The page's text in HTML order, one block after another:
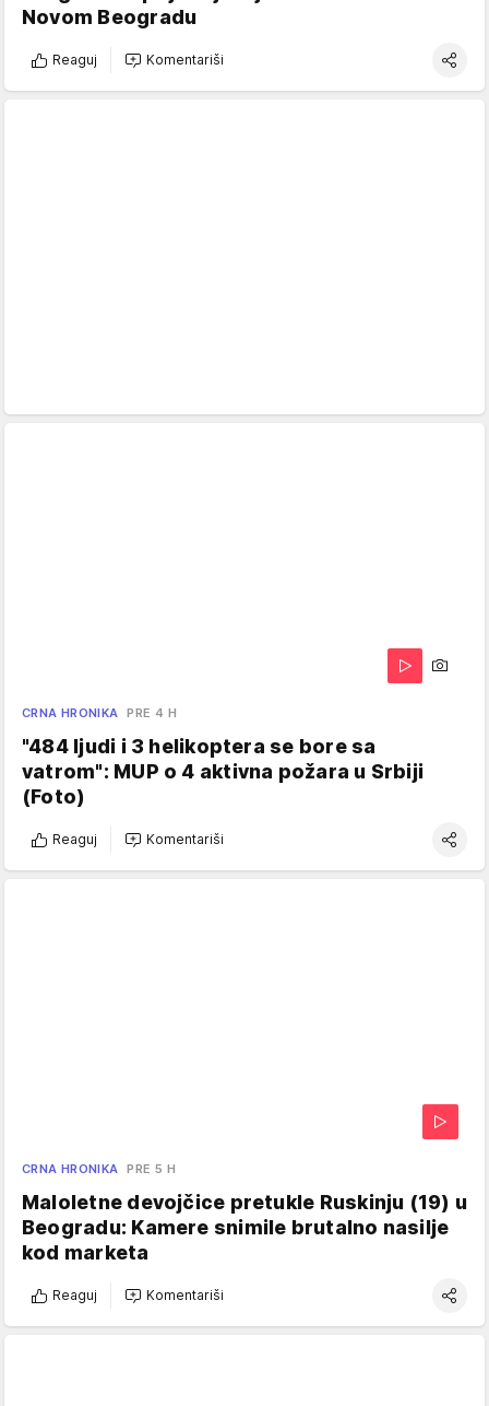
Novom Beogradu
Reaguj Komentariši
CRNA HRONIKA PRE 4 H
"484 ljudi i 3 helikoptera se bore sa
vatrom": MUP o 4 aktivna požara u Srbiji
(Foto)
Reaguj Komentariši
CRNA HRONIKA PRE 5 H
Maloletne devojčice pretukle Ruskinju (19) u
Beogradu: Kamere snimile brutalno nasilje
kod marketa
Reaguj Komentariši